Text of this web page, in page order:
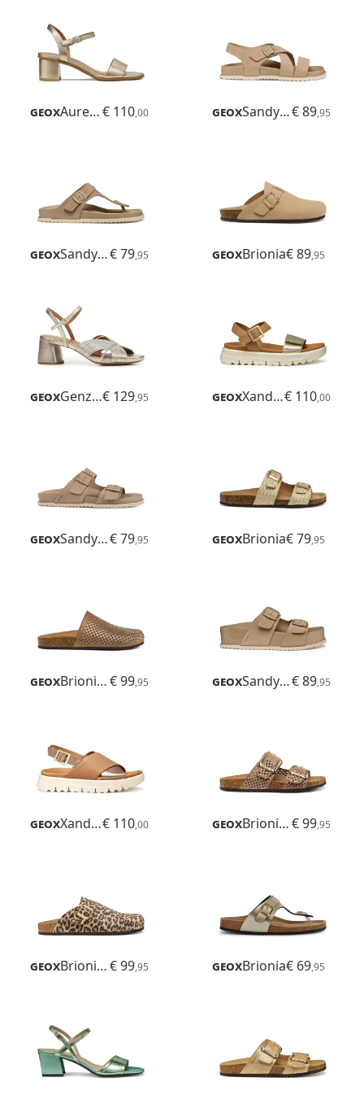
Geox Aurely 50€ 110,00 Geox Sandybett€ 89,95
Geox Sandybett€ 79,95 GeoxBrionia€ 89,95
Geox Genziana Mid€ 129,95 Geox Xand 2.1s€ 110,00
Geox Sandybett€ 79,95 GeoxBrionia€ 79,95
Geox Brionia R€ 99,95 Geox Sandybett High€ 89,95
Geox Xand 2.1s€ 110,00 Geox Brionia R€ 99,95
Geox Brionia R€ 99,95 GeoxBrionia€ 69,95